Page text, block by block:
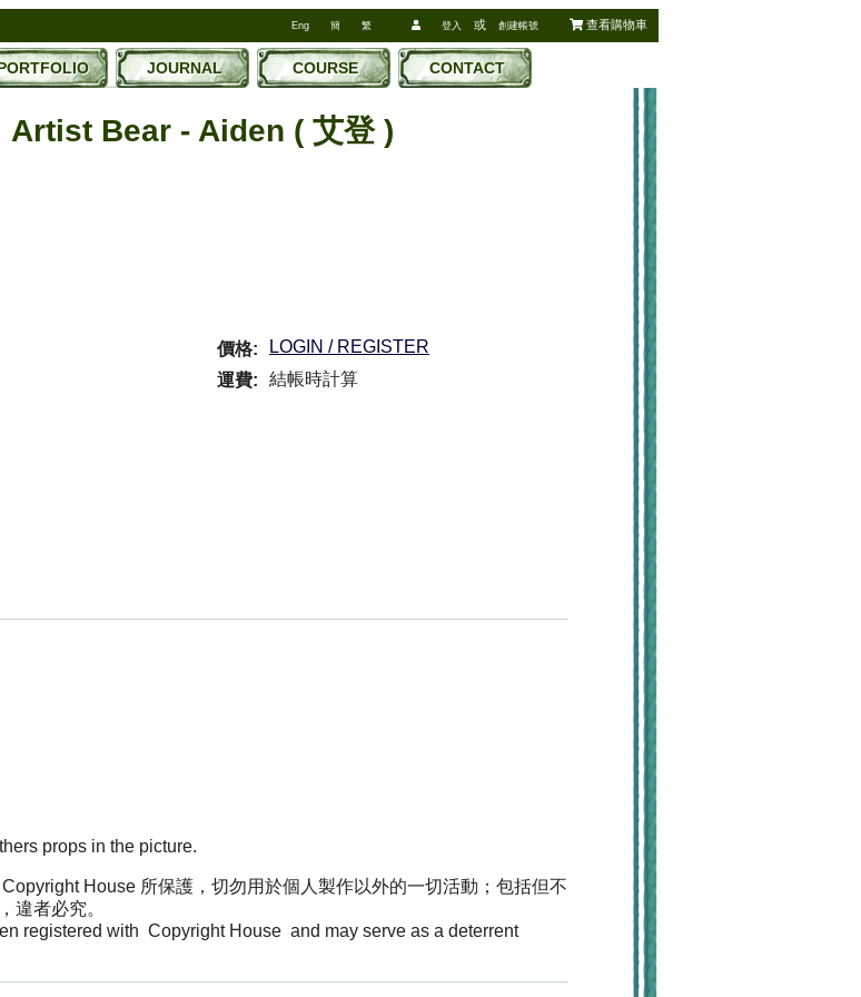
查看購物車
登入 或 創建帳號
Eng 簡 繁
JOURNAL COURSE CONTACT
Artist Bear - Aiden ( 艾登 )
價格:
LOGIN / REGISTER
運費:
結帳時計算
props in the picture.
House 所保護，切勿用於個人製作以外的一切活動；包括但不
違者必究。
registered with Copyright House and may serve as a deterrent